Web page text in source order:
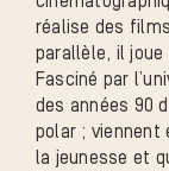
réalise des
parallèle, il
Fasciné par
des années 90
polar ; viennent
la jeunesse et